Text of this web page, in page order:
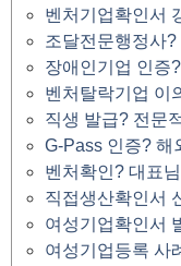
벤처기업확인서
조달전문행정사
장애인기업 인증
벤처탈락기업 이
직생 발급? 전문
G-Pass 인증? 해
벤처확인? 대표
직접생산확인서
여성기업확인서
여성기업등록 사